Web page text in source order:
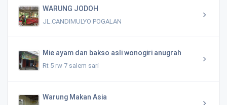
WARUNG JODOH
JL.CANDIMULYO POGALAN
Mie ayam dan bakso asli wonogiri anugrah
Rt 5 rw 7 salem sari
Warung Makan Asia